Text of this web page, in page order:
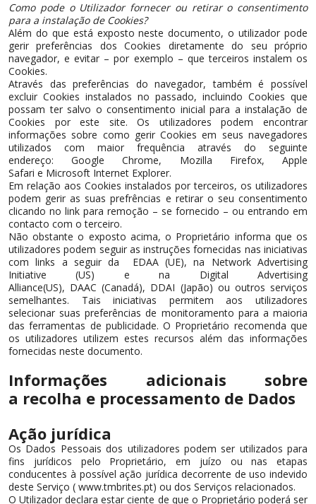
Como pode o Utilizador fornecer ou retirar o consentimento
para a instalação de Cookies?
Além do que está exposto neste documento, o utilizador pode
gerir preferências dos Cookies diretamente do seu próprio
navegador, e evitar – por exemplo – que terceiros instalem os
Cookies.
Através das preferências do navegador, também é possível
excluir Cookies instalados no passado, incluindo Cookies que
possam ter salvo o consentimento inicial para a instalação de
Cookies por este site. Os utilizadores podem encontrar
informações sobre como gerir Cookies em seus navegadores
utilizados com maior frequência através do seguinte
endereço: Google Chrome, Mozilla Firefox, Apple
Safari e Microsoft Internet Explorer.
Em relação aos Cookies instalados por terceiros, os utilizadores
podem gerir as suas prefrências e retirar o seu consentimento
clicando no link para remoção – se fornecido – ou entrando em
contacto com o terceiro.
Não obstante o exposto acima, o Proprietário informa que os
utilizadores podem seguir as instruções fornecidas nas iniciativas
com links a seguir da EDAA (UE), na Network Advertising
Initiative (US) e na Digital Advertising
Alliance(US), DAAC (Canadá), DDAI (Japão) ou outros serviços
semelhantes. Tais iniciativas permitem aos utilizadores
selecionar suas preferências de monitoramento para a maioria
das ferramentas de publicidade. O Proprietário recomenda que
os utilizadores utilizem estes recursos além das informações
fornecidas neste documento.
Informações adicionais sobre
a recolha e processamento de Dados
Ação jurídica
Os Dados Pessoais dos utilizadores podem ser utilizados para
fins jurídicos pelo Proprietário, em juízo ou nas etapas
conducentes à possível ação jurídica decorrente de uso indevido
deste Serviço ( www.tmbrites.pt) ou dos Serviços relacionados.
O Utilizador declara estar ciente de que o Proprietário poderá ser